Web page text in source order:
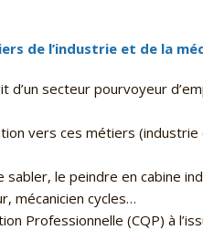
de l’industrie et de la
d’un secteur pourvoyeur
vers ces métiers
le peindre en cabine
mécanicien cycles…
Professionnelle (CQP) à